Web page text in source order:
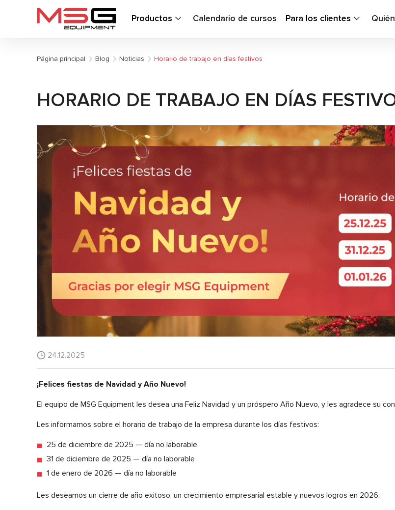
Productos Calendario de cursos Para los clientes
Página principal Blog Noticias Horario de trabajo en días festivos
HORARIO DE TRABAJO EN DÍAS
24.12.2025
¡Felices fiestas de Navidad y Año Nuevo!
El equipo de MSG Equipment les desea una Feliz Navidad y un próspero Año Nuevo, y les agradece su
Les informamos sobre el horario de trabajo de la empresa durante los días festivos:
25 de diciembre de 2025 — día no laborable
31 de diciembre de 2025 — día no laborable
1 de enero de 2026 — día no laborable
Les deseamos un cierre de año exitoso, un crecimiento empresarial estable y nuevos logros en 2026.